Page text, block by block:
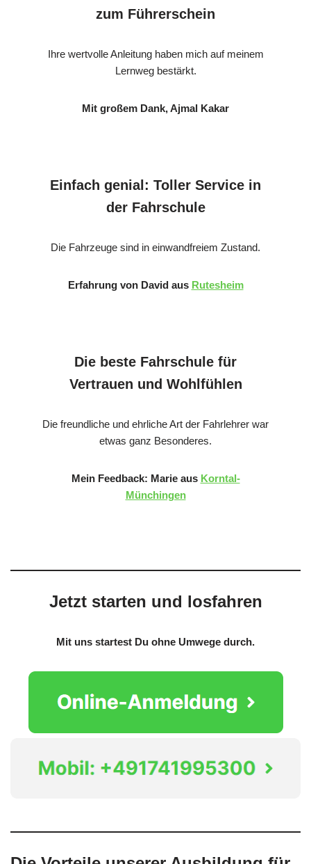
zum Führerschein
Ihre wertvolle Anleitung haben mich auf meinem
Lernweg bestärkt.
Mit großem Dank, Ajmal Kakar
Einfach genial: Toller Service in
der Fahrschule
Die Fahrzeuge sind in einwandfreiem Zustand.
Erfahrung von David aus Rutesheim
Die beste Fahrschule für
Vertrauen und Wohlfühlen
Die freundliche und ehrliche Art der Fahrlehrer war
etwas ganz Besonderes.
Mein Feedback: Marie aus Korntal-
Münchingen
Jetzt starten und losfahren
Mit uns startest Du ohne Umwege durch.